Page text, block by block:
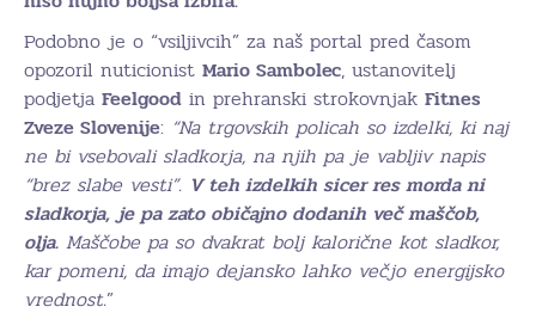
Podobno je o “vsiljivcih” za naš portal pred časom
opozoril nuticionist Mario Sambolec, ustanovitelj
podjetja Feelgood in prehranski strokovnjak Fitnes
Zveze Slovenije: “Na trgovskih policah so izdelki, ki naj
ne bi vsebovali sladkorja, na njih pa je vabljiv napis
“brez slabe vesti”. V teh izdelkih sicer res morda ni
sladkorja, je pa zato običajno dodanih več maščob,
olja. Maščobe pa so dvakrat bolj kalorične kot sladkor,
kar pomeni, da imajo dejansko lahko večjo energijsko
vrednost.”